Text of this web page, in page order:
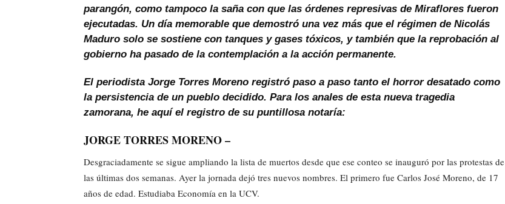
parangón, como tampoco la saña con que las órdenes represivas de Miraflores fueron
ejecutadas. Un día memorable que demostró una vez más que el régimen de Nicolás
Maduro solo se sostiene con tanques y gases tóxicos, y también que la reprobación al
gobierno ha pasado de la contemplación a la acción permanente.
El periodista Jorge Torres Moreno registró paso a paso tanto el horror desatado como
la persistencia de un pueblo decidido. Para los anales de esta nueva tragedia
zamorana, he aquí el registro de su puntillosa notaría:
JORGE TORRES MORENO –
Desgraciadamente se sigue ampliando la lista de muertos desde que ese conteo se inauguró por las protestas de
las últimas dos semanas. Ayer la jornada dejó tres nuevos nombres. El primero fue Carlos José Moreno, de 17
años de edad. Estudiaba Economía en la UCV.